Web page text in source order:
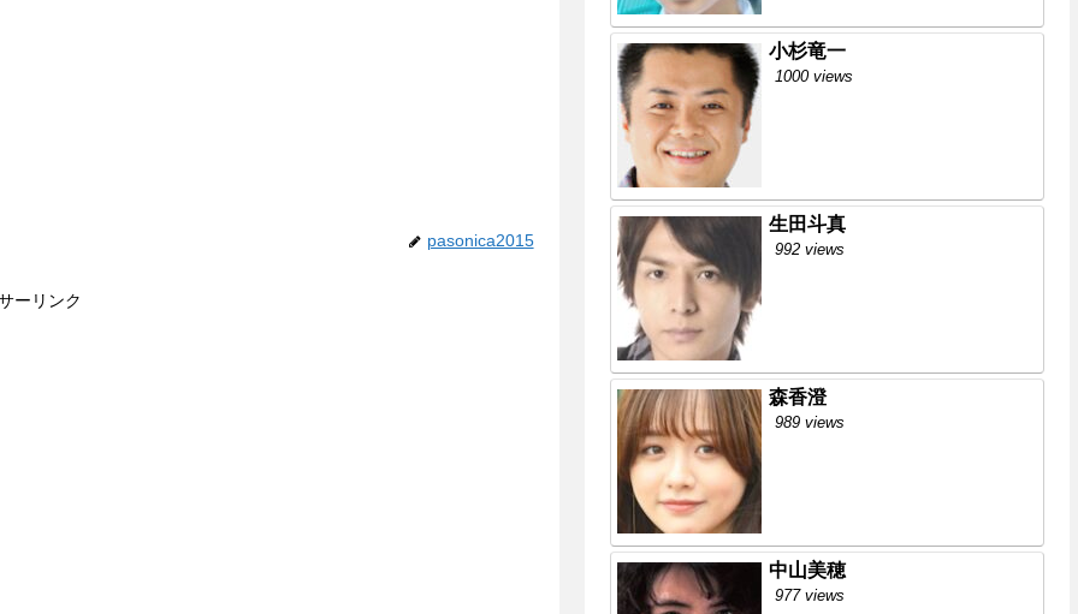
pasonica2015
ーリンク
小杉竜一
1000 views
生田斗真
992 views
森香澄
989 views
中山美穂
977 views